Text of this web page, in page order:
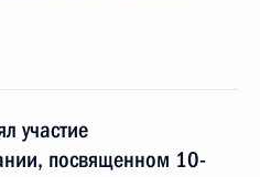
участие
посвященном 10-